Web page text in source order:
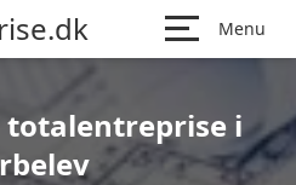
Menu
totalentreprise i